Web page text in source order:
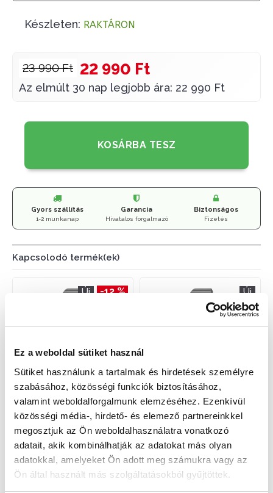
Ez a weboldal sütiket használ
Sütiket használunk a tartalmak és hirdetések személyre
szabásához, közösségi funkciók biztosításához,
valamint weboldalforgalmunk elemzéséhez. Ezenkívül
közösségi média-, hirdető- és elemező partnereinkkel
megosztjuk az Ön weboldalhasználatra vonatkozó
adatait, akik kombinálhatják az adatokat más olyan
adatokkal, amelyeket Ön adott meg számukra vagy az
Ön által használt más szolgáltatásokból gyűjtöttek.
Készleten: RAKTÁRON
23 990 Ft 22 990 Ft
Az elmúlt 30 nap legjobb ára: 22 990 Ft
KOSÁRBA TESZ
Gyors szállítás
1-2 munkanap
Garancia
Hivatalos forgalmazó
Biztonságos
Fizetés
Kapcsolodó termék(ek)
Új -12 %
Casio MQ-24DA-1AEF Unisex
13 991 Ft
Új
Casio MQ-24DA-2AEF Unisex
15 990 Ft
Új -4 % Új